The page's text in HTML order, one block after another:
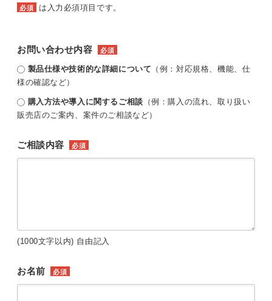
必須 は入力必須項目です。
お問い合わせ内容 必須
製品仕様や技術的な詳細について （例：対応規格、機能、仕
様の確認など）
購入方法や導入に関するご相談 （例：購入の流れ、取り扱い
販売店のご案内、案件のご相談など）
ご相談内容 必須
(1000文字以内) 自由記入
お名前 必須